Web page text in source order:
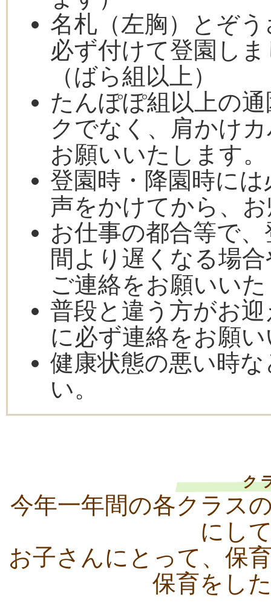
名札（左胸）とぞ
必ず付けて登園し
（ばら組以上）
たんぽぽ組以上の
クでなく、肩かけ
お願いいたします。
登園時・降園時に
声をかけてから、
お仕事の都合等で
間より遅くなる場
ご連絡をお願いい
普段と違う方がお
に必ず連絡をお願
健康状態の悪い時
い。
ク
今年一年間の各クラス
にし
お子さんにとって、保
保育をし